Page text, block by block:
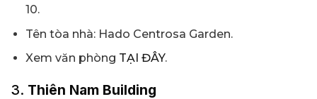
10.
Tên tòa nhà: Hado Centrosa Garden.
Xem văn phòng TẠI ĐÂY.
3. Thiên Nam Building